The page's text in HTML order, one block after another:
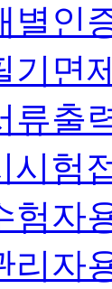
별인
기면
류출
시험
험자
리자